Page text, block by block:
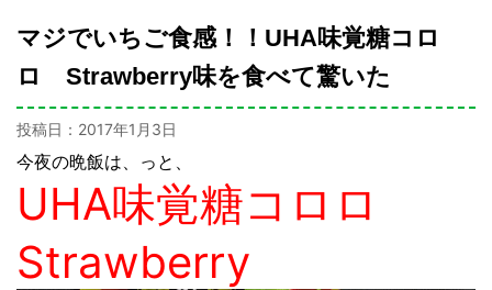
マジでいちご食感！！UHA味覚糖コロ
ロ Strawberry味を食べて驚いた
投稿日： 2017年1月3日
今夜の晩飯は、っと、
UHA味覚糖コロロ
Strawberry